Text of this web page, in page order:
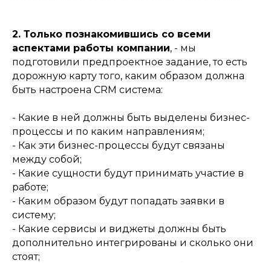
2. Только познакомившись со всеми
аспектами работы компании, - мы
подготовили предпроектное задание, то есть
дорожную карту того, каким образом должна
быть настроена CRM система:
- Какие в ней должны быть выделены бизнес-
процессы и по каким направлениям;
- Как эти бизнес-процессы будут связаны
между собой;
- Какие сущности будут принимать участие в
работе;
- Каким образом будут попадать заявки в
систему;
- Какие сервисы и виджеты должны быть
дополнительно интегрированы и сколько они
стоят;